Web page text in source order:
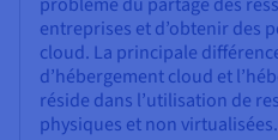
entreprises et d’obtenir des
cloud. La principale
d’hébergement cloud et
réside dans l’utilisation de
physiques et non virtualisées.